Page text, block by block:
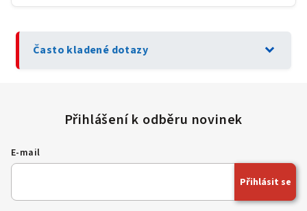
Často kladené dotazy expand_more
E-mail
Přihlásit se